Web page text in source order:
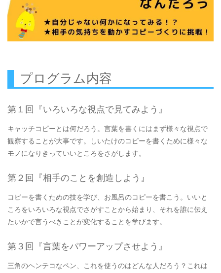
プログラム内容
第１回『いろいろな視点で見てみよう』
キャッチコピーとは何だろう。言葉を書くにはまず様々な視点で
観察することが大事です。しいたけのコピーを書くために様々な
モノになりきっていいところをさがします。
第２回『相手のことを創造しよう』
コピーを書くための技を学び、お風呂のコピーを書こう。いいと
ころをいろいろな視点でさがすことから始まり、それを誰に伝え
たいかで言うべきことが変化することを学びます。
第３回『言葉をパワーアップさせよう』
三角のヘンテコなペン、これを使うのはどんな人だろう？これは